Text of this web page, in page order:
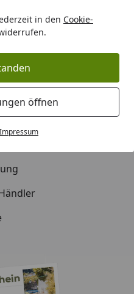
in den Cookie-
öffnen
Impressum
mit Ihnen Kontakt
besprechen.
Wunsch)
Zahlarten)